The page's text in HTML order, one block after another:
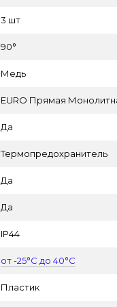
3 шт
90°
Медь
EURO Прямая
Да
Термопредохранитель
Да
Да
IP44
от -25°С до 40°С
Пластик